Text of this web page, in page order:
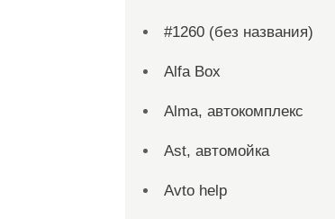
#1260 (без названия)
Alfa Box
Alma, автокомплекс
Ast, автомойка
Avto help